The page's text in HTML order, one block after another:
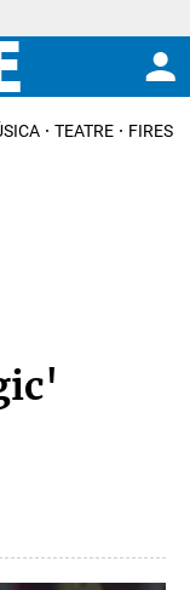
TEATRE FIRES I